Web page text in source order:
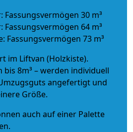
Fassungsvermögen 30 m³
Fassungsvermögen 64 m³
Fassungsvermögen 73 m³
im Liftvan (Holzkiste).
bis 8m³ – werden individuell
angefertigt und
Größe.
auch auf einer Palette